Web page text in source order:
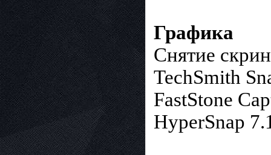
Графика
Снятие
TechSmith
FastStone
HyperSnap